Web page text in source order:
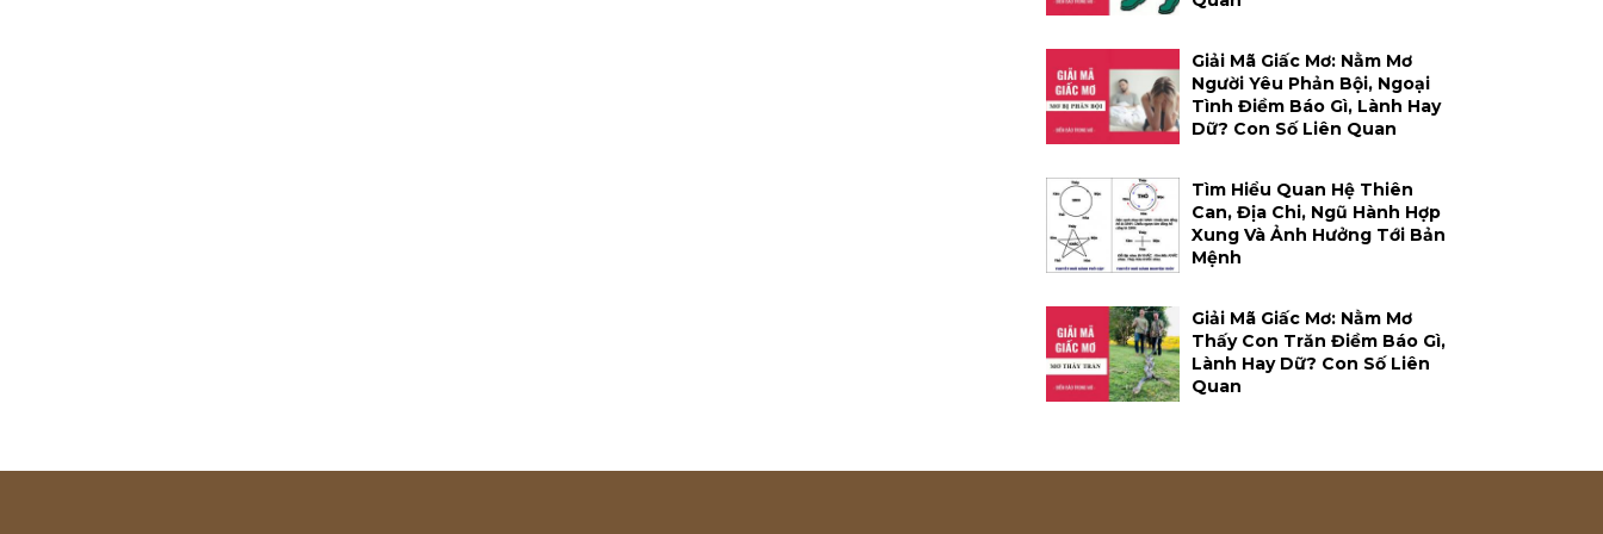
Giải Mã Giấc Mơ: Nằm Mơ
Người Yêu Phản Bội, Ngoại
Tình Điềm Báo Gì, Lành Hay
Dữ? Con Số Liên Quan
Tìm Hiểu Quan Hệ Thiên
Can, Địa Chi, Ngũ Hành Hợp
Xung Và Ảnh Hưởng Tới Bản
Mệnh
Giải Mã Giấc Mơ: Nằm Mơ
Thấy Con Trăn Điềm Báo Gì,
Lành Hay Dữ? Con Số Liên
Quan